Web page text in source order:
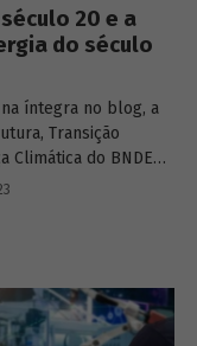
20 e a
do século
íntegra no blog, a
Transição
Climática do BNDES,
se faz sentido o
de transição
neutra em